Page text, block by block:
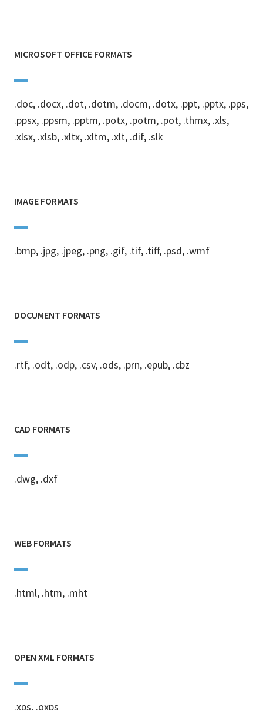
MICROSOFT OFFICE FORMATS
.doc, .docx, .dot, .dotm, .docm, .dotx, .ppt, .pptx, .pps,
.ppsx, .ppsm, .pptm, .potx, .potm, .pot, .thmx, .xls,
.xlsx, .xlsb, .xltx, .xltm, .xlt, .dif, .slk
IMAGE FORMATS
.bmp, .jpg, .jpeg, .png, .gif, .tif, .tiff, .psd, .wmf
DOCUMENT FORMATS
.rtf, .odt, .odp, .csv, .ods, .prn, .epub, .cbz
CAD FORMATS
.dwg, .dxf
WEB FORMATS
.html, .htm, .mht
OPEN XML FORMATS
.xps, .oxps